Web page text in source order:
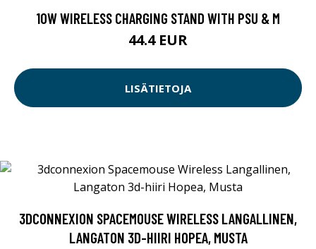
10W WIRELESS CHARGING STAND WITH PSU & M
44.4 EUR
LISÄTIETOJA
3DCONNEXION SPACEMOUSE WIRELESS LANGALLINEN,
LANGATON 3D-HIIRI HOPEA, MUSTA